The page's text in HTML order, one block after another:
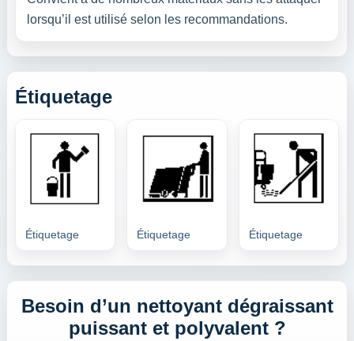
lorsqu’il est utilisé selon les recommandations.
Étiquetage
Étiquetage Étiquetage Étiquetage
Besoin d’un nettoyant dégraissant
puissant et polyvalent ?